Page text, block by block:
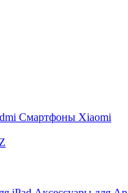
Смартфоны Xiaomi